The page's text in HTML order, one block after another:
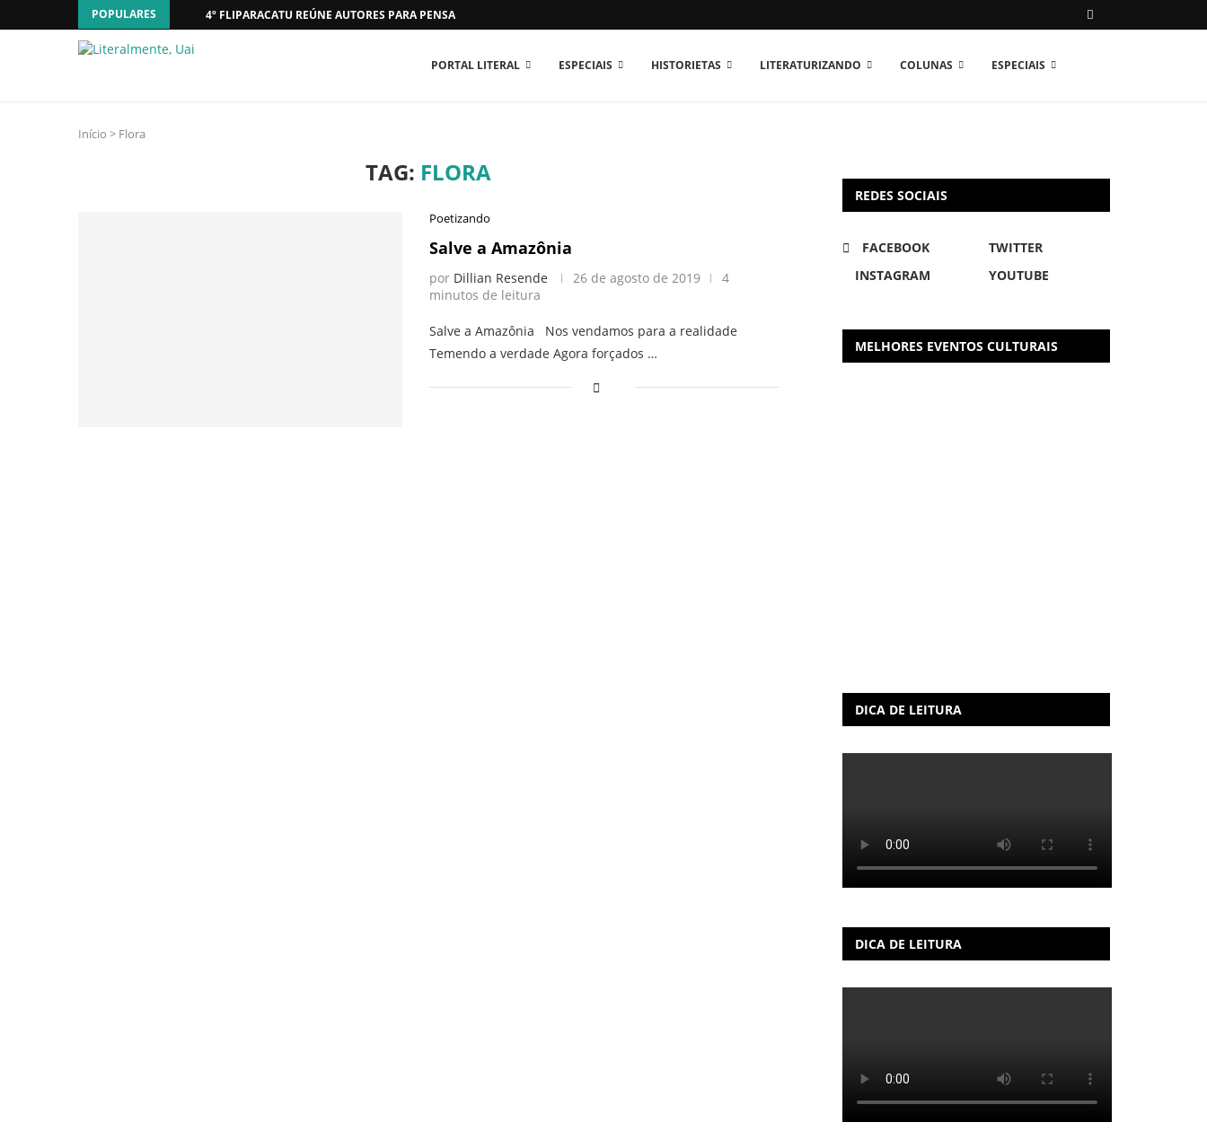
POPULARES 4º FLIPARACATU REÚNE AUTORES PARA PENSAR O MUNDO...
PORTAL LITERAL ESPECIAIS HISTORIETAS LITERATURIZANDO COLUNAS ESPECIAIS
Início > Flora
TAG: FLORA
Poetizando
Salve a Amazônia
por Dillian Resende 26 de agosto de 2019
4
minutos de leitura
Salve a Amazônia Nos vendamos para a realidade
Temendo a verdade Agora forçados …
REDES SOCIAIS
FACEBOOK
TWITTER
INSTAGRAM
YOUTUBE
MELHORES EVENTOS CULTURAIS
DICA DE LEITURA
DICA DE LEITURA